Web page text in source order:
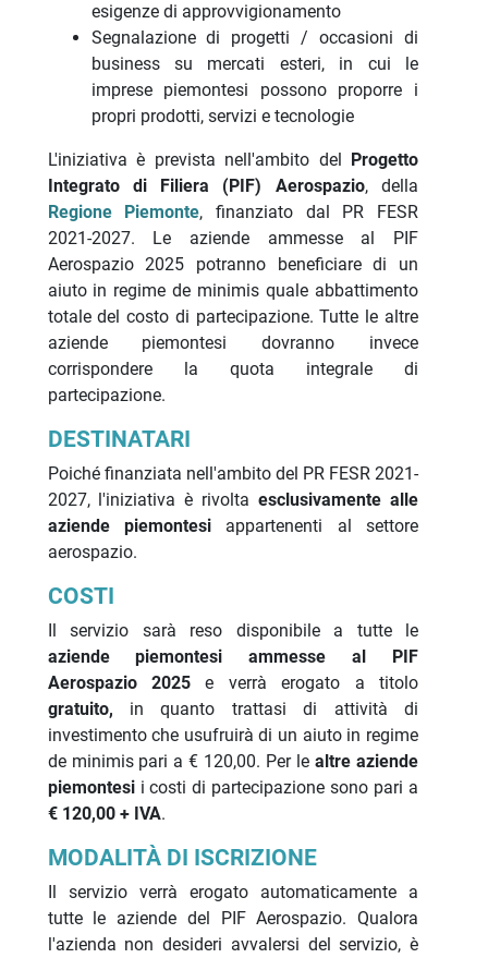
esigenze di approvvigionamento
Segnalazione di progetti / occasioni di
business su mercati esteri, in cui le
imprese piemontesi possono proporre i
propri prodotti, servizi e tecnologie
L'iniziativa è prevista nell'ambito del
Progetto
Integrato di Filiera (PIF) Aerospazio, della
Regione Piemonte, finanziato dal PR FESR
2021-2027. Le aziende ammesse al PIF
Aerospazio 2025 potranno beneficiare di un
aiuto in regime de minimis quale abbattimento
totale del costo di partecipazione. Tutte le altre
aziende piemontesi dovranno invece
corrispondere la quota integrale di
partecipazione.
DESTINATARI
Poiché finanziata nell'ambito del PR FESR 2021-
2027, l'iniziativa è rivoltaesclusivamente alle
aziende piemontesiappartenenti al settore
aerospazio.
COSTI
Il servizio sarà reso disponibile a tutte le
aziende piemontesi ammesse al PIF
Aerospazio
2025 e verrà erogato a titolo
gratuito, in quanto trattasi di attività di
investimento che usufruirà di un aiuto in regime
de minimis pari a € 120,00. Per lealtre aziende
piemontesii costi di partecipazione sono pari a
€ 120,00 + IVA.
MODALITÀ DI ISCRIZIONE
Il servizio verrà erogato automaticamente a
tutte le aziende del PIF Aerospazio. Qualora
l'azienda non desideri avvalersi del servizio, è